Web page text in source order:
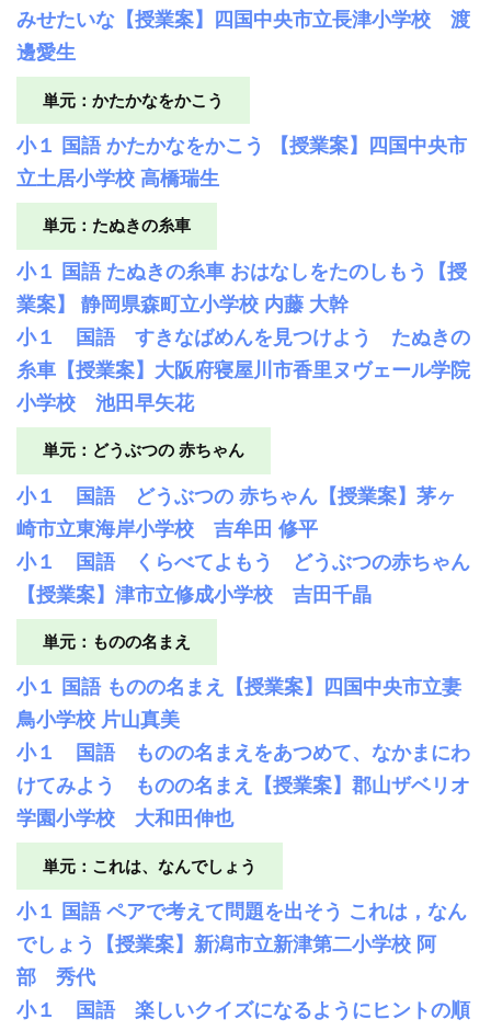
みせたいな【授業案】四国中央市立長津小学校 渡
邊愛生
単元：かたかなをかこう
小１ 国語 かたかなをかこう 【授業案】四国中央市
立土居小学校 高橋瑞生
単元：たぬきの糸車
小１ 国語 たぬきの糸車 おはなしをたのしもう【授
業案】 静岡県森町立小学校 内藤 大幹
小１ 国語 すきなばめんを見つけよう たぬきの
糸車【授業案】大阪府寝屋川市香里ヌヴェール学院
小学校 池田早矢花
単元：どうぶつの 赤ちゃん
小１ 国語 どうぶつの 赤ちゃん【授業案】茅ヶ
崎市立東海岸小学校 吉牟田 修平
小１ 国語 くらべてよもう どうぶつの赤ちゃん
【授業案】津市立修成小学校 吉田千晶
単元：ものの名まえ
小１ 国語 ものの名まえ【授業案】四国中央市立妻
鳥小学校 片山真美
小１ 国語 ものの名まえをあつめて、なかまにわ
けてみよう ものの名まえ【授業案】郡山ザベリオ
学園小学校 大和田伸也
単元：これは、なんでしょう
小１ 国語 ペアで考えて問題を出そう これは，なん
でしょう【授業案】新潟市立新津第二小学校 阿
部 秀代
小１ 国語 楽しいクイズになるようにヒントの順